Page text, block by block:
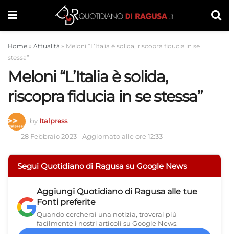
Home » Attualità » Meloni “L’Italia è solida, riscopra fiducia in se
stessa”
Meloni “L’Italia è solida,
riscopra fiducia in se stessa”
by Italpress
28 Febbraio 2023 - Aggiornato alle ore 12:33 -
Segui Quotidiano di Ragusa su Google News
Aggiungi Quotidiano di Ragusa alle tue
Fonti preferite
Quando cercherai una notizia, troverai più
facilmente i nostri articoli su Google News.